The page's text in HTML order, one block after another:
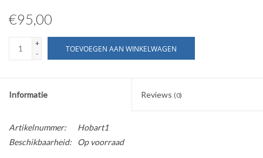
€95,00
+
-
TOEVOEGEN AAN WINKELWAGEN
Informatie Reviews (0)
Artikelnummer:
Hobart1
Beschikbaarheid:
Op voorraad